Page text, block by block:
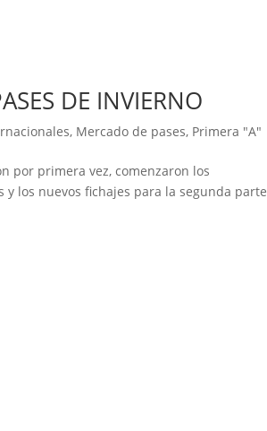
DE INVIERNO
, Mercado de pases, Primera "A"
por primera vez, comenzaron los
y los nuevos fichajes para la segunda parte